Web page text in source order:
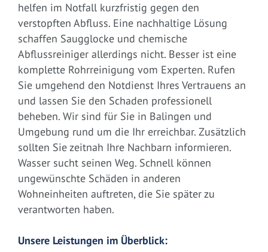
helfen im Notfall kurzfristig gegen den
verstopften Abfluss. Eine nachhaltige Lösung
schaffen Saugglocke und chemische
Abflussreiniger allerdings nicht. Besser ist eine
komplette Rohrreinigung vom Experten. Rufen
Sie umgehend den Notdienst Ihres Vertrauens an
und lassen Sie den Schaden professionell
beheben. Wir sind für Sie in Balingen und
Umgebung rund um die Ihr erreichbar. Zusätzlich
sollten Sie zeitnah Ihre Nachbarn informieren.
Wasser sucht seinen Weg. Schnell können
ungewünschte Schäden in anderen
Wohneinheiten auftreten, die Sie später zu
verantworten haben.
Unsere Leistungen im Überblick: